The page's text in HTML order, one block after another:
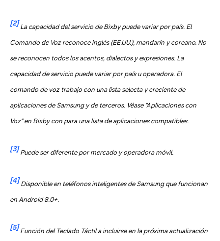
[2] La capacidad del servicio de Bixby puede variar por país. El
Comando de Voz reconoce inglés (EE.UU.), mandarín y coreano. No
se reconocen todos los acentos, dialectos y expresiones. La
capacidad de servicio puede variar por país u operadora. El
comando de voz trabajo con una lista selecta y creciente de
aplicaciones de Samsung y de terceros. Véase “Aplicaciones con
Voz” en Bixby con para una lista de aplicaciones compatibles.
[3] Puede ser diferente por mercado y operadora móvil.
[4] Disponible en teléfonos inteligentes de Samsung que funcionan
en Android 8.0+.
[5] Función del Teclado Táctil a incluirse en la próxima actualización